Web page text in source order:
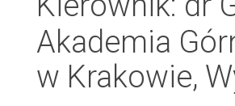
Akademia
w Krakowie,